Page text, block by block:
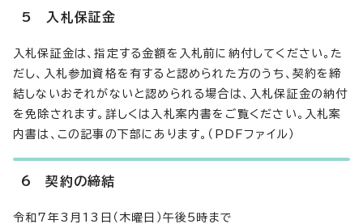
5 入札保証金
入札保証金は、指定する金額を入札前に納付してください。た
だし、入札参加資格を有すると認められた方のうち、契約を締
結しないおそれがないと認められる場合は、入札保証金の納付
を免除されます。詳しくは入札案内書をご覧ください。入札案
内書は、この記事の下部にあります。（PDFファイル）
6 契約の締結
令和7年3月13日（木曜日）午後5時まで